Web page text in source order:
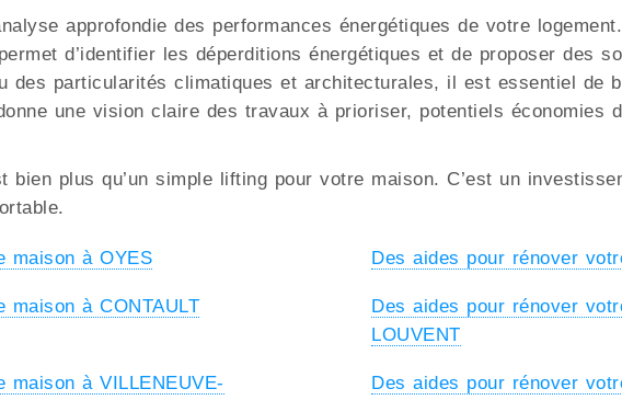
approfondie des performances énergétiques de votre
d’identifier les déperditions énergétiques et de proposer des
des particularités climatiques et architecturales, il est essentiel de
une vision claire des travaux à prioriser, potentiels économies
bien plus qu’un simple lifting pour votre maison. C’est un
maison à OYES Des aides pour rénover
maison à CONTAULT
Des aides pour rénover
LOUVENT
maison à VILLENEUVE-
Des aides pour rénover